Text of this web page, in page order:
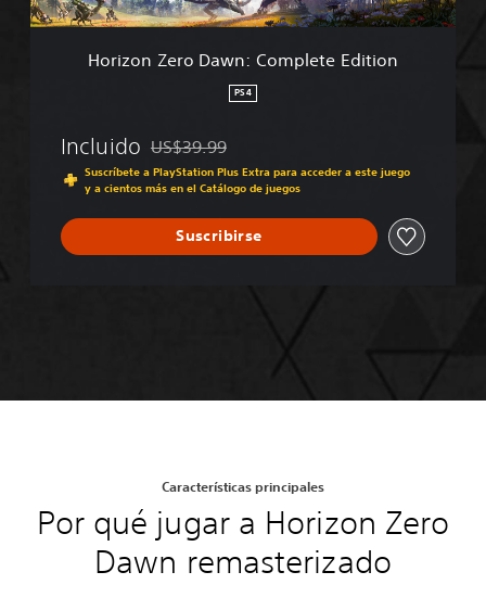
o
D
o
Horizon Zero Dawn: Complete Edition
PS4
Incluido Rebajado del precio original de US$39.99
US$39.99
Suscríbete a PlayStation Plus Extra para acceder a este juego
y a cientos más en el Catálogo de juegos
Suscribirse
Características principales
Por qué jugar a Horizon Zero
Dawn remasterizado